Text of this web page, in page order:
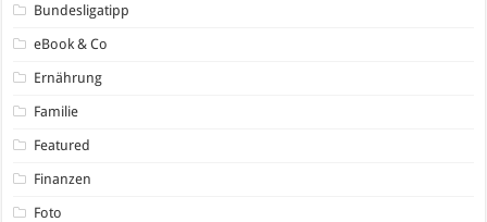
Bundesligatipp
eBook & Co
Ernährung
Familie
Featured
Finanzen
Foto